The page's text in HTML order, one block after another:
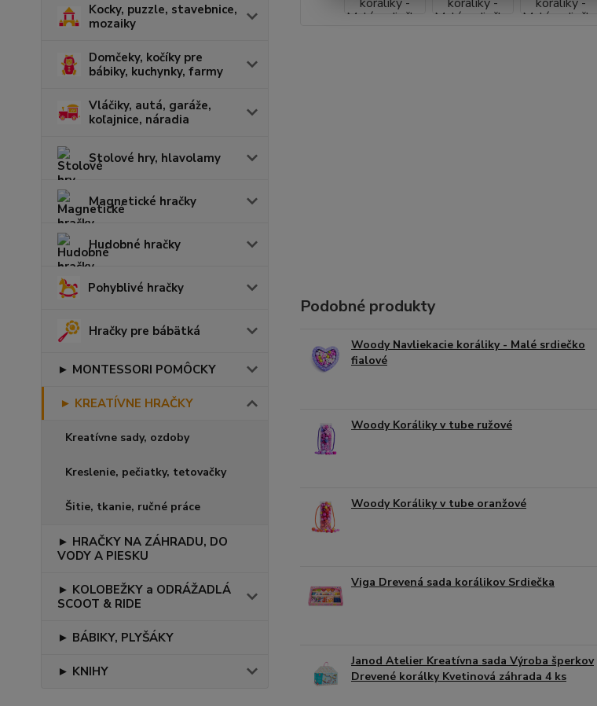
Kocky, puzzle, stavebnice,
mozaiky
Domčeky, kočíky pre
bábiky, kuchynky, farmy
Vláčiky, autá, garáže,
koľajnice, náradia
Stolové hry, hlavolamy
Magnetické hračky
Hudobné hračky
Pohyblivé hračky
Hračky pre bábätká
► MONTESSORI POMÔCKY
► KREATÍVNE HRAČKY
Kreatívne sady, ozdoby
Kreslenie, pečiatky, tetovačky
Šitie, tkanie, ručné práce
► HRAČKY NA ZÁHRADU, DO
VODY A PIESKU
► KOLOBEŽKY a ODRÁŽADLÁ
SCOOT & RIDE
► BÁBIKY, PLYŠÁKY
► KNIHY
Podobné produkty
Woody Navliekacie koráliky - Malé srdiečko
fialové
Woody Koráliky v tube ružové
Woody Koráliky v tube oranžové
Viga Drevená sada korálikov Srdiečka
Janod Atelier Kreatívna sada Výroba šperkov
Drevené korálky Kvetinová záhrada 4 ks